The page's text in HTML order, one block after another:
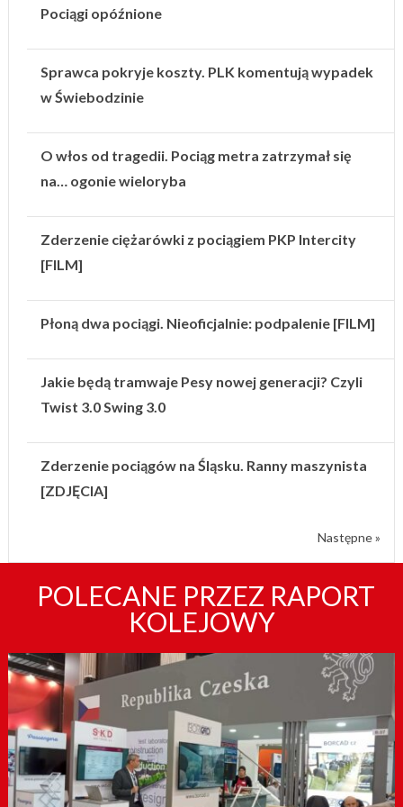
Pociągi opóźnione
Sprawca pokryje koszty. PLK komentują wypadek
w Świebodzinie
O włos od tragedii. Pociąg metra zatrzymał się
na… ogonie wieloryba
Zderzenie ciężarówki z pociągiem PKP Intercity
[FILM]
Płoną dwa pociągi. Nieoficjalnie: podpalenie [FILM]
Jakie będą tramwaje Pesy nowej generacji? Czyli
Twist 3.0 Swing 3.0
Zderzenie pociągów na Śląsku. Ranny maszynista
[ZDJĘCIA]
Następne »
POLECANE PRZEZ RAPORT
KOLEJOWY